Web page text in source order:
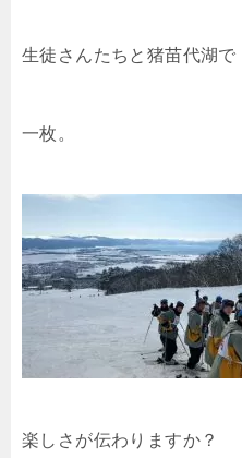
生徒さんたちと猪苗代湖で
一枚。
楽しさが伝わりますか？